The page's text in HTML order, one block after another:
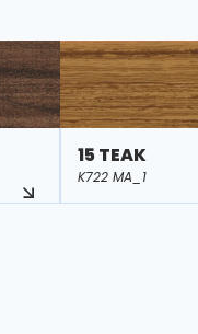
15 TEAK
K722 MA_1